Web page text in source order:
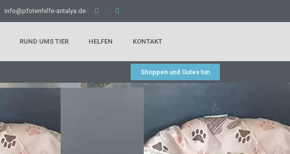
info@pfotenhilfe-antalya.de
RUND UMS TIER HELFEN KONTAKT
Shoppen und Gutes tun